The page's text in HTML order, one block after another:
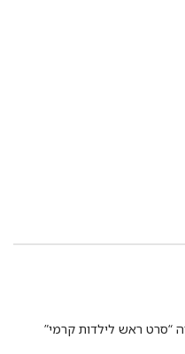
“סרט ראש לילדות קרמי”